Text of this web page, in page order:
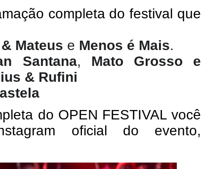
completa do festival que
Mateus e Menos é Mais.
Santana, Mato Grosso e
& Rufini
do OPEN FESTIVAL você
oficial do evento,